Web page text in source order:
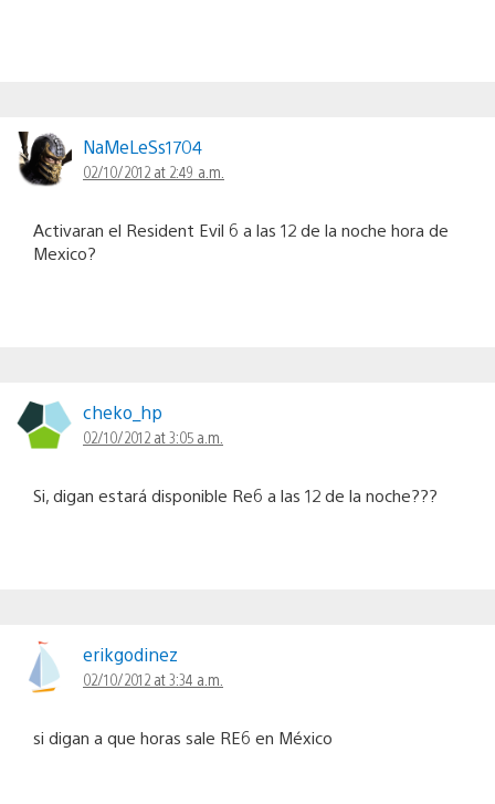
NaMeLeSs1704
02/10/2012 at 2:49 a.m.
Activaran el Resident Evil 6 a las 12 de la noche hora de
Mexico?
cheko_hp
02/10/2012 at 3:05 a.m.
Si, digan estará disponible Re6 a las 12 de la noche???
erikgodinez
02/10/2012 at 3:34 a.m.
si digan a que horas sale RE6 en México